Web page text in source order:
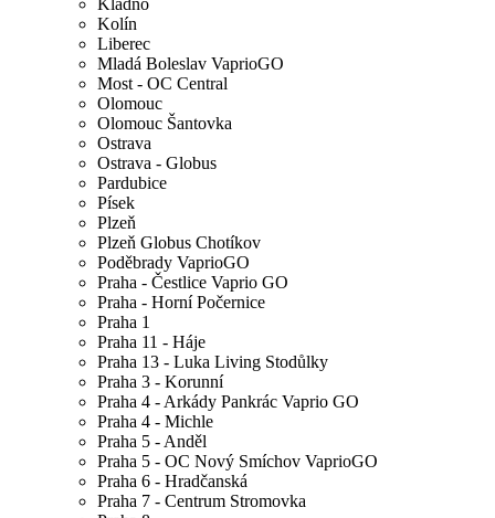
Kladno
Kolín
Liberec
Mladá Boleslav VaprioGO
Most - OC Central
Olomouc
Olomouc Šantovka
Ostrava
Ostrava - Globus
Pardubice
Písek
Plzeň
Plzeň Globus Chotíkov
Poděbrady VaprioGO
Praha - Čestlice Vaprio GO
Praha - Horní Počernice
Praha 1
Praha 11 - Háje
Praha 13 - Luka Living Stodůlky
Praha 3 - Korunní
Praha 4 - Arkády Pankrác Vaprio GO
Praha 4 - Michle
Praha 5 - Anděl
Praha 5 - OC Nový Smíchov VaprioGO
Praha 6 - Hradčanská
Praha 7 - Centrum Stromovka